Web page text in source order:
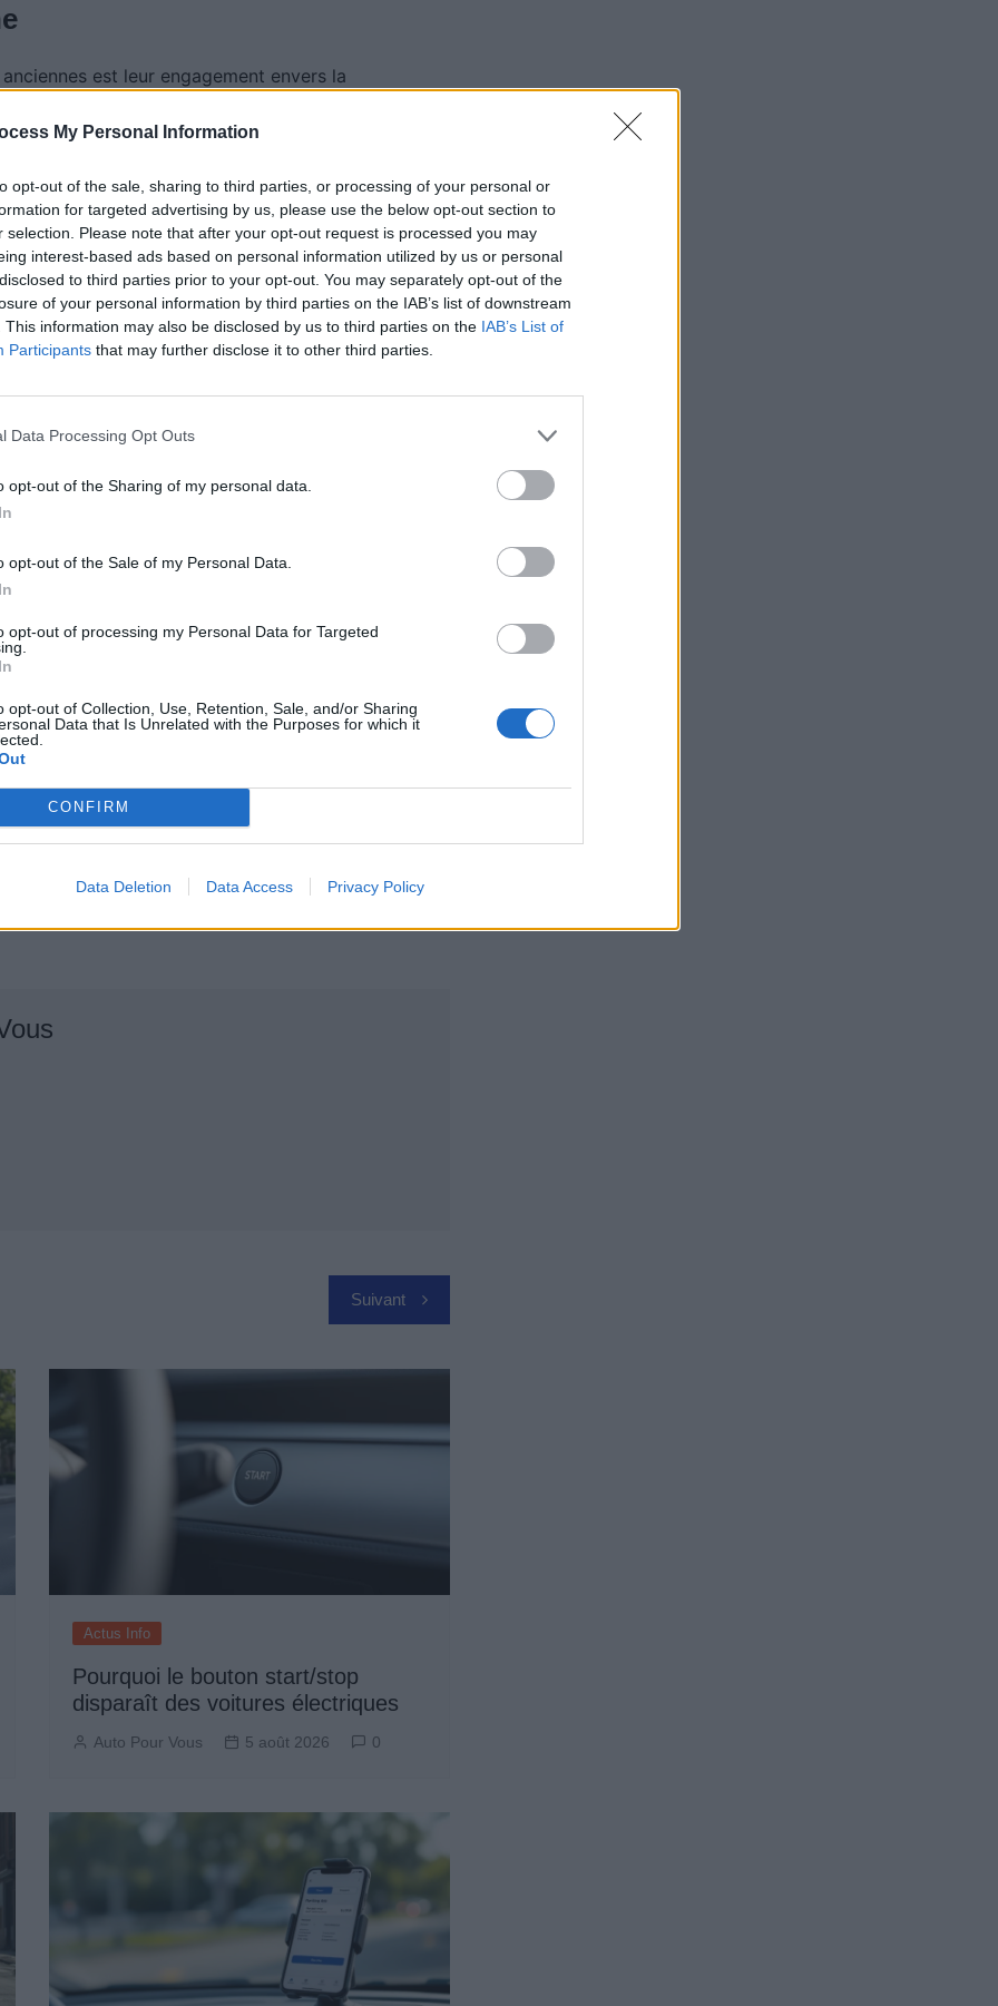
My Personal Information
opt-out of the sale, sharing to third parties, or processing of your personal or
for targeted advertising by us, please use the below opt-out section to
selection. Please note that after your opt-out request is processed you may
interest-based ads based on personal information utilized by us or personal
to third parties prior to your opt-out. You may separately opt-out of the
of your personal information by third parties on the IAB’s list of downstream
This information may also be disclosed by us to third parties on the IAB’s List of
Participants that may further disclose it to other third parties.
Data Processing Opt Outs
opt-out of the Sharing of my personal data.
opt-out of the Sale of my Personal Data.
opt-out of processing my Personal Data for Targeted
opt-out of Collection, Use, Retention, Sale, and/or Sharing
Data that Is Unrelated with the Purposes for which it
CONFIRM
Data Deletion Data Access Privacy Policy
est leur engagement envers la
en veillant à ce qu’elles restent en état de
futures
et la documentation de l’histoire des véhicules.
les membres des clubs d’automobiles
forts.
Les événements organisés par les clubs
personnes partageant les mêmes idées et de
renforcent le sentiment d’appartenance à une
s’engagent dans des activités caritatives et
le public à l’importance de la
de collecte de fonds peuvent être
que des expositions éducatives peuvent
pour partager l’histoire et la culture des voitures
jouent un rôle essentiel dans la préservation et la
une communauté passionnée, des opportunités
permettent aux passionnés d’automobiles de
et de contribuer à leur préservation pour les
Suivant
Actus Info
Pourquoi le bouton start/stop
disparaît des voitures électriques
Auto Pour Vous 5 août 2026 0